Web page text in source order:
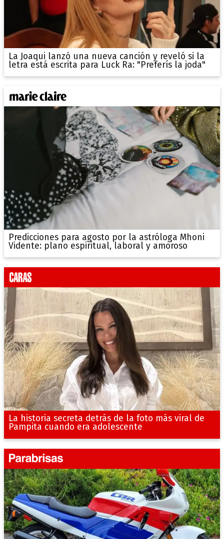
La Joaqui lanzó una nueva canción y reveló si la
letra está escrita para Luck Ra: "Preferís la joda"
Predicciones para agosto por la astróloga Mhoni
Vidente: plano espiritual, laboral y amoroso
La historia secreta detrás de la foto más viral de
Pampita cuando era adolescente